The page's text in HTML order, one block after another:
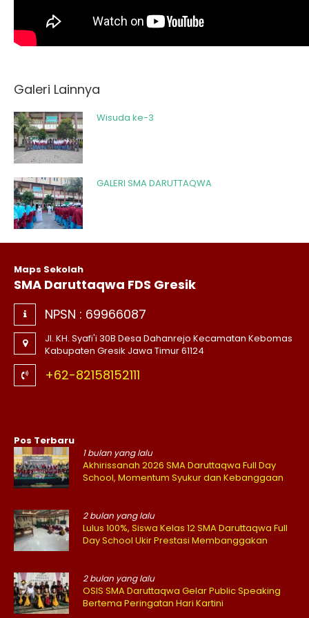
Galeri Lainnya
Wisuda ke-3
GALERI SMA DARUTTAQWA
Maps Sekolah
SMA Daruttaqwa FDS Gresik
NPSN : 69966087
Jl. KH. Syafi'i 30B Desa Dahanrejo Kecamatan Kebomas
Kabupaten Gresik Jawa Timur 61124
+62-82158152111
Pos Terbaru
1 bulan yang lalu
Akhirissanah 2026 SMA Daruttaqwa Full Day
School, Momentum Syukur dan Kebanggaan
2 bulan yang lalu
Lulus 100%, Siswa Kelas 12 SMA Daruttaqwa Full
Day School Ukir Prestasi Membanggakan
2 bulan yang lalu
OSIS SMA Daruttaqwa Gelar Public Speaking
Bertema Peringatan Hari Kartini